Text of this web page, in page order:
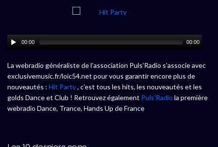
00:00 00:00
La webradio généraliste de l’association Puls’Radio s’associe avec
exclusivemusic.fr/loic54.net pour vous garantir encore plus de
nouveautés : Hit Party, c’est tous les hits, les nouveautés et les
golds Dance et Club ! Retrouvez également Puls’Radio la première
webradio Dance, Trance, Hands Up de France